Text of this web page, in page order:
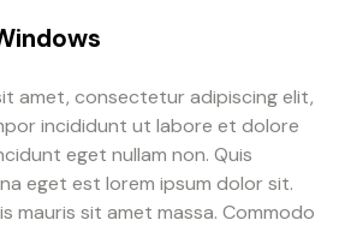
amet, consectetur adipiscing elit,
incididunt ut labore et dolore
eget nullam non. Quis
eget est lorem ipsum dolor sit.
mauris sit amet massa. Commodo